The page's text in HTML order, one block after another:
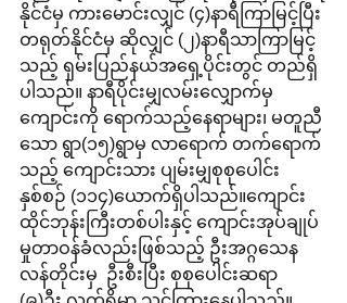
နိုင်ငံမှ ကားမောင်းလျှင် (၄)နာရီကြာမြင့်ပြီး
တရုတ်နိုင်ငံမှ ဆိုလျှင် (၂)နာရီသာကြာမြင့်
သည့် ရှမ်းပြည်နယ်အရှေ့ပိုင်းတွင် တည်ရှိ
ပါသည်။ နာရီပိုင်းမျှလမ်းလျှောက်မှ
ကျောင်းကို ရောက်သည့်နေရာများ၊ မတူညီ
သော ရွာ(၁၅)ရွာမှ လာရောက် တက်ရောက်
သည့် ကျောင်းသား ပျမ်းမျှစုစုပေါင်း
နှစ်စဉ် (၁၁၄)ယောက်ရှိပါသည်။ကျောင်း
ထိုင်ဘုန်းကြီးတစ်ပါးနှင့် ကျောင်းအုပ်ချုပ်
မှုတာဝန်ခံလည်းဖြစ်သည့် ဦးအဂ္ဂသေန
လန်တိုင်းမှ  ဦးစီးပြီး စုစုပေါင်းဆရာ